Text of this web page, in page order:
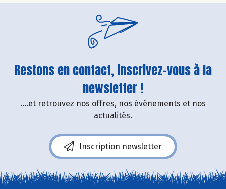
Restons en contact, inscrivez-vous à la
newsletter !
....et retrouvez nos offres, nos événements et nos
actualités.
Inscription newsletter